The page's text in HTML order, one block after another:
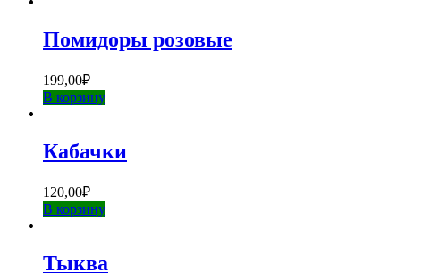
Помидоры розовые
199,00₽
В корзину
Кабачки
120,00₽
В корзину
Тыква